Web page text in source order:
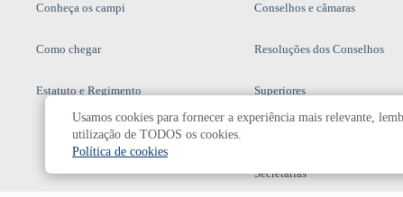
Conheça os campi
Como chegar
Estatuto e Regimento
Conselhos e câmaras
Resoluções dos Conselhos
Superiores
Secretarias
Usamos cookies para fornecer a experiência mais relevante,
utilização de TODOS os cookies.
Política de cookies